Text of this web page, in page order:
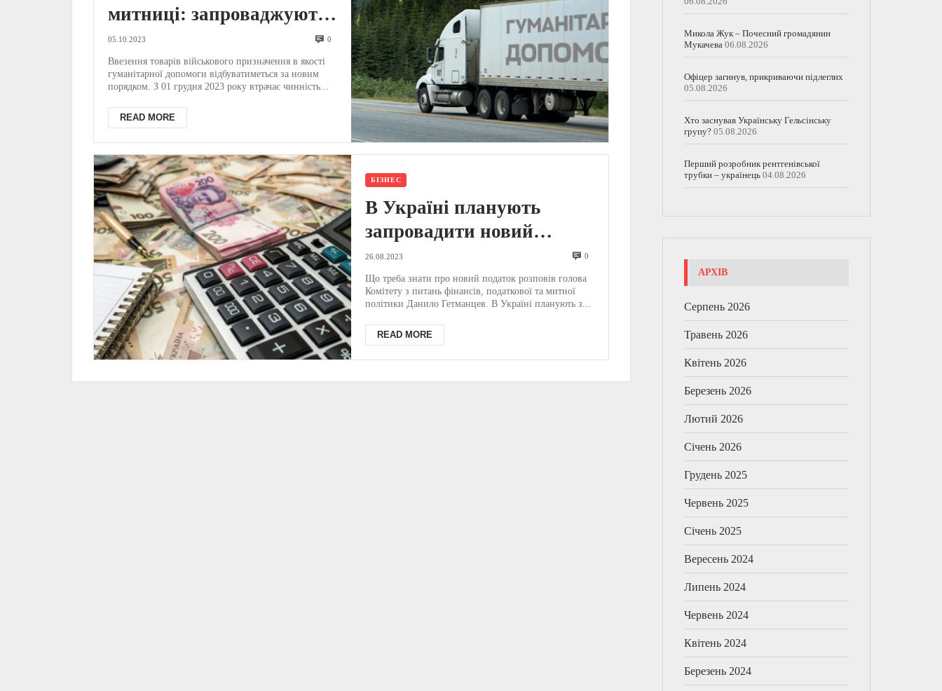
митниці: запроваджують
новий порядок
05.10.2023 0
Ввезення товарів військового призначення в якості
гуманітарної допомоги відбуватиметься за новим
порядком. З 01 грудня 2023 року втрачає чинність...
READ MORE
БІЗНЕС
В Україні планують
запровадити новий
податок: відомо, кому і за
що доведеться платити
26.08.2023 0
Що треба знати про новий податок розповів голова
Комітету з питань фінансів, податкової та митної
політики Данило Гетманцев. В Україні планують з...
READ MORE
Микола Жук – Почесний громадянин
Мукачева 06.08.2026
Офіцер загинув, прикриваючи підлеглих
05.08.2026
Хто заснував Українську Гельсінську
групу? 05.08.2026
Перший розробник рентгенівської
трубки – українець 04.08.2026
АРХІВ
Серпень 2026
Травень 2026
Квітень 2026
Березень 2026
Лютий 2026
Січень 2026
Грудень 2025
Червень 2025
Січень 2025
Вересень 2024
Липень 2024
Червень 2024
Квітень 2024
Березень 2024